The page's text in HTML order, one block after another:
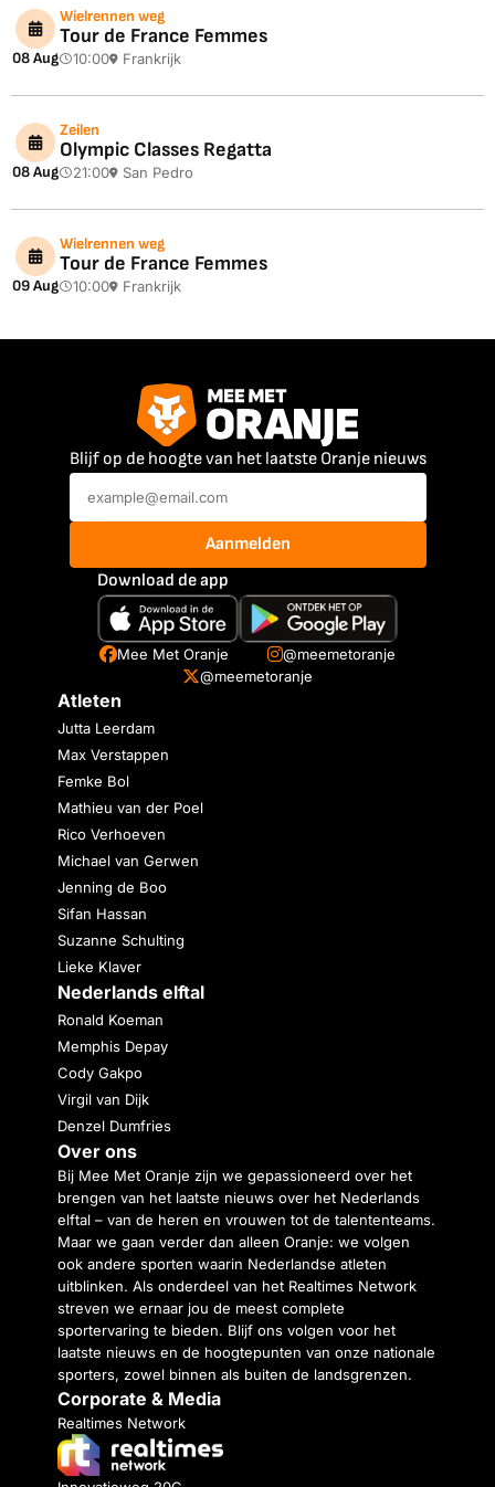
08 Aug
Wielrennen weg
Tour de France Femmes
10:00 Frankrijk
08 Aug
Zeilen
Olympic Classes Regatta
21:00 San Pedro
09 Aug
Wielrennen weg
Tour de France Femmes
10:00 Frankrijk
Blijf op de hoogte van het laatste Oranje nieuws
Aanmelden
Download de app
Mee Met Oranje
@meemetoranje
@meemetoranje
Atleten
Jutta Leerdam
Max Verstappen
Femke Bol
Mathieu van der Poel
Rico Verhoeven
Michael van Gerwen
Jenning de Boo
Sifan Hassan
Suzanne Schulting
Lieke Klaver
Nederlands elftal
Ronald Koeman
Memphis Depay
Cody Gakpo
Virgil van Dijk
Denzel Dumfries
Over ons
Bij Mee Met Oranje zijn we gepassioneerd over het
brengen van het laatste nieuws over het Nederlands
elftal – van de heren en vrouwen tot de talententeams.
Maar we gaan verder dan alleen Oranje: we volgen
ook andere sporten waarin Nederlandse atleten
uitblinken. Als onderdeel van het Realtimes Network
streven we ernaar jou de meest complete
sportervaring te bieden. Blijf ons volgen voor het
laatste nieuws en de hoogtepunten van onze nationale
sporters, zowel binnen als buiten de landsgrenzen.
Corporate & Media
Realtimes Network